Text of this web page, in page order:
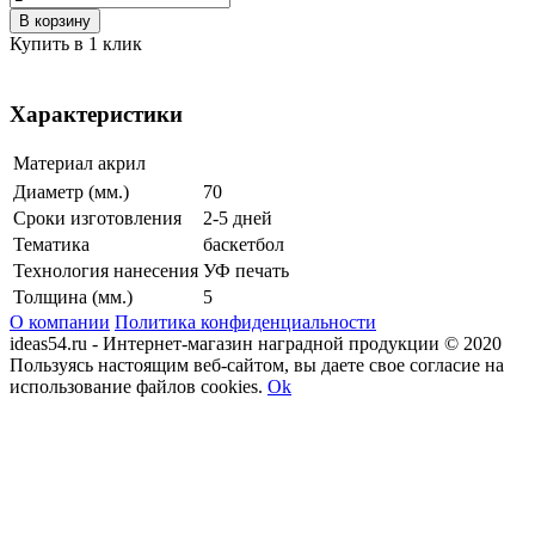
В корзину
Купить в 1 клик
Характеристики
Материал акрил
Диаметр (мм.)
70
Сроки изготовления
2-5 дней
Тематика
баскетбол
Технология нанесения УФ печать
Толщина (мм.)
5
О компании Политика конфиденциальности
ideas54.ru - Интернет-магазин наградной продукции © 2020
Пользуясь настоящим веб-сайтом, вы даете свое согласие на
использование файлов cookies. Ok